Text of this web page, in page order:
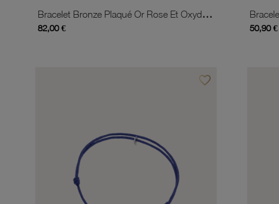
Bracelet Bronze Plaqué Or Rose Et Oxydes De Zirconium
82,00 € 50,90 €
favorite_borderAjouter à vos favoris